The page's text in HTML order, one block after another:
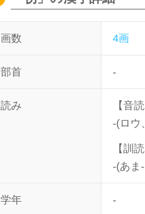
画数 4画
部首 -
読み
【音
-(ロウ
【訓
-(あま
学年 -